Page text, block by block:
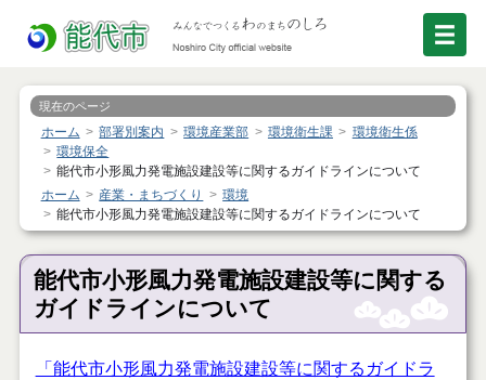
現在のページ
ホーム 部署別案内 環境産業部 環境衛生課
環境衛生係
環境保全
能代市小形風力発電施設建設等に関するガイドラインについて
ホーム
産業・まちづくり
環境
能代市小形風力発電施設建設等に関するガイドラインについて
能代市小形風力発電施設建設等に関する
ガイドラインについて
「能代市小形風力発電施設建設等に関するガイドラ